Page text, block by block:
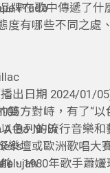
牌在歌中傳遞了什
度有哪些不同之處
Prada
出日期 2024/01/
雙方對峙，有了“
色列的流行音樂
樂壇或歐洲歌唱大
、1980年歌手蕭
A-Ba-Ni-Bi